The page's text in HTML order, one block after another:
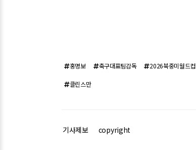
홍명보 축구대표팀감독 2026북중미월드컵
클린스만
기사제보 copyright